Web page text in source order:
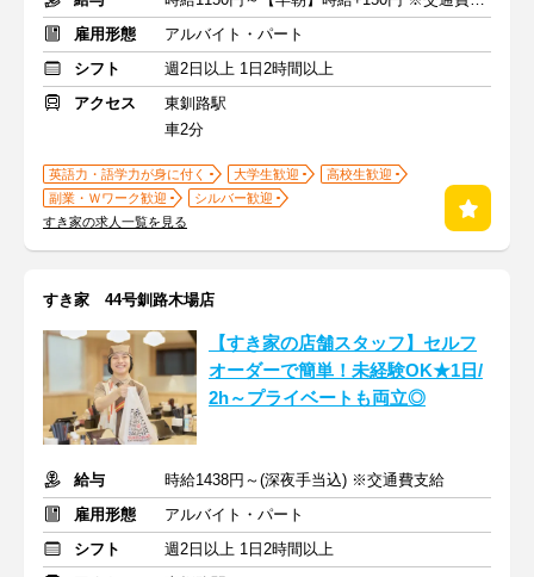
雇用形態
アルバイト・パート
シフト
週2日以上 1日2時間以上
アクセス
東釧路駅
車2分
英語力・語学力が身に付く 大学生歓迎
高校生歓迎
副業・Ｗワーク歓迎
シルバー歓迎
すき家の求人一覧を見る
すき家 44号釧路木場店
【すき家の店舗スタッフ】セルフ
オーダーで簡単！未経験OK★1日/
2h～プライベートも両立◎
給与
時給1438円～(深夜手当込) ※交通費支給
雇用形態
アルバイト・パート
シフト
週2日以上 1日2時間以上